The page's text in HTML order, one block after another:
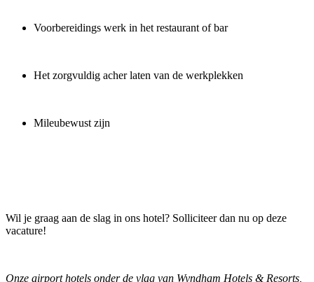
Voorbereidings werk in het restaurant of bar
Het zorgvuldig acher laten van de werkplekken
Mileubewust zijn
Wil je graag aan de slag in ons hotel? Solliciteer dan nu op deze
vacature!
Onze airport hotels onder de vlag van Wyndham Hotels & Resorts,